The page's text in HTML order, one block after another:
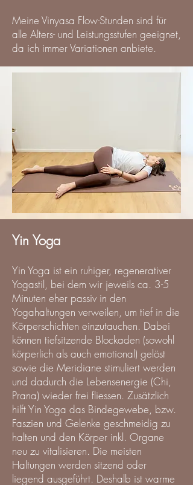
Meine Vinyasa Flow-Stunden sind für
alle Alters- und Leistungsstufen geeignet,
da ich immer Variationen anbiete.
Yin Yoga
Yin Yoga ist ein ruhiger, regenerativer
Yogastil, bei dem wir jeweils ca. 3-5
Minuten eher passiv in den
Yogahaltungen verweilen, um tief in die
Körperschichten einzutauchen. Dabei
können tiefsitzende Blockaden (sowohl
körperlich als auch emotional) gelöst
sowie die Meridiane stimuliert werden
und dadurch die Lebensenergie (Chi,
Prana) wieder frei fliessen. Zusätzlich
hilft Yin Yoga das Bindegewebe, bzw.
Faszien und Gelenke geschmeidig zu
halten und den Körper inkl. Organe
neu zu vitalisieren. Die meisten
Haltungen werden sitzend oder
liegend ausgeführt. Deshalb ist warme